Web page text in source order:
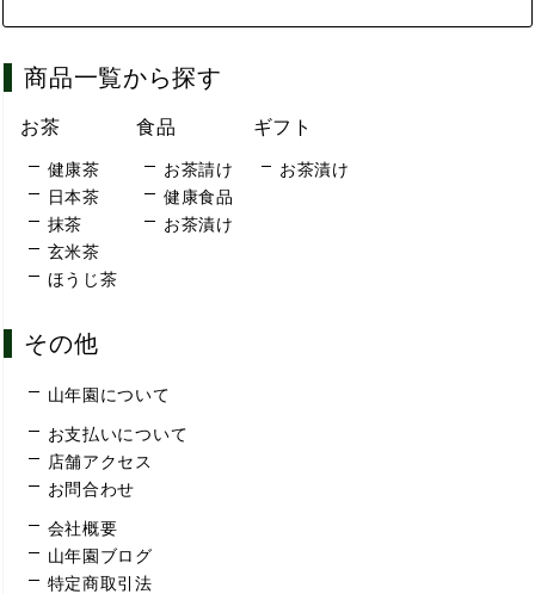
商品一覧から探す
お茶
健康茶
日本茶
抹茶
玄米茶
ほうじ茶
食品
お茶請け
健康食品
お茶漬け
ギフト
お茶漬け
その他
山年園について
お支払いについて
店舗アクセス
お問合わせ
会社概要
山年園ブログ
特定商取引法